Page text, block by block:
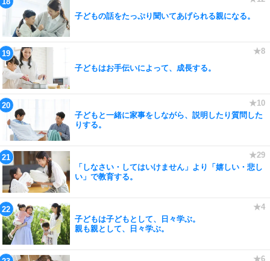
子どもの話をたっぷり聞いてあげられる親になる。
子どもはお手伝いによって、成長する。
子どもと一緒に家事をしながら、説明したり質問した
りする。
「しなさい・してはいけません」より「嬉しい・悲し
い」で教育する。
子どもは子どもとして、日々学ぶ。
親も親として、日々学ぶ。